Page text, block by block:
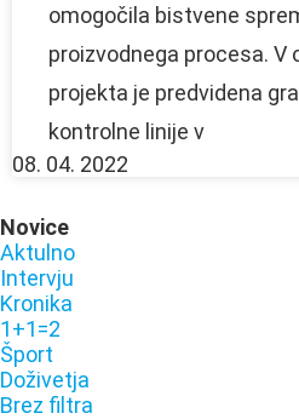
omogočila bistvene
proizvodnega procesa. V
projekta je predvidena
kontrolne linije v
08. 04. 2022
Novice
Aktulno
Intervju
Kronika
1+1=2
Šport
Doživetja
Brez filtra